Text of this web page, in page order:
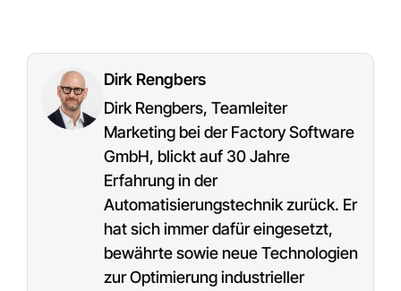
Dirk Rengbers
Dirk Rengbers, Teamleiter
Marketing bei der Factory Software
GmbH, blickt auf 30 Jahre
Erfahrung in der
Automatisierungstechnik zurück. Er
hat sich immer dafür eingesetzt,
bewährte sowie neue Technologien
zur Optimierung industrieller